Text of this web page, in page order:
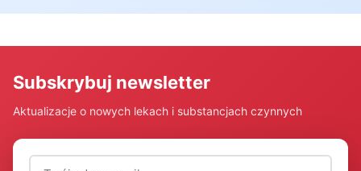
Subskrybuj newsletter
Aktualizacje o nowych lekach i substancjach czynnych
Adres email (wymagany)